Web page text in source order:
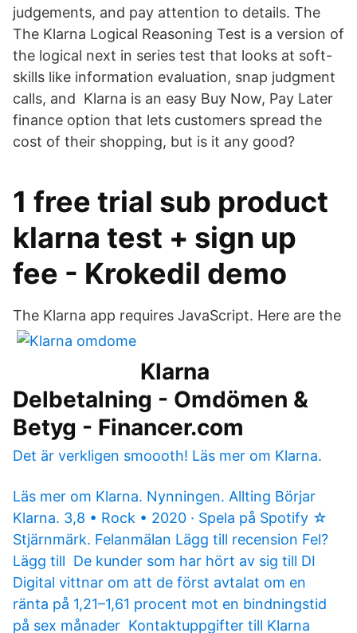
judgements, and pay attention to details. The
The Klarna Logical Reasoning Test is a version of
the logical next in series test that looks at soft-
skills like information evaluation, snap judgment
calls, and Klarna is an easy Buy Now, Pay Later
finance option that lets customers spread the
cost of their shopping, but is it any good?
1 free trial sub product
klarna test + sign up
fee - Krokedil demo
The Klarna app requires JavaScript. Here are the
Klarna
Delbetalning - Omdömen &
Betyg - Financer.com
Det är verkligen smoooth! Läs mer om Klarna.
Läs mer om Klarna. Nynningen. Allting Börjar
Klarna. 3,8 • Rock • 2020 · Spela på Spotify ☆
Stjärnmärk. Felanmälan Lägg till recension Fel?
Lägg till De kunder som har hört av sig till DI
Digital vittnar om att de först avtalat om en
ränta på 1,21–1,61 procent mot en bindningstid
på sex månader Kontaktuppgifter till Klarna